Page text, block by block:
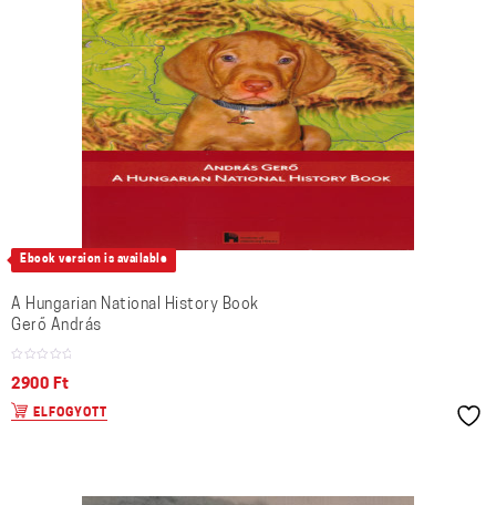
Ebook version is available
A Hungarian National History Book
Gerő András
2900 Ft
ELFOGYOTT